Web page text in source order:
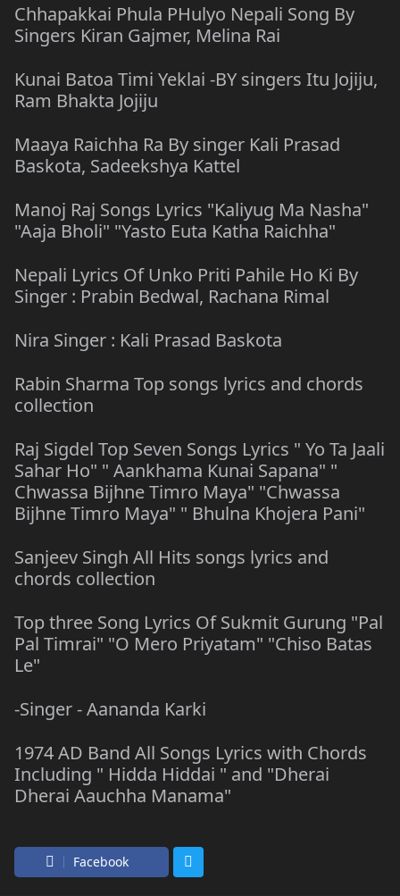
Chhapakkai Phula PHulyo Nepali Song By
Singers Kiran Gajmer, Melina Rai
Kunai Batoa Timi Yeklai -BY singers Itu Jojiju,
Ram Bhakta Jojiju
Maaya Raichha Ra By singer Kali Prasad
Baskota, Sadeekshya Kattel
Manoj Raj Songs Lyrics "Kaliyug Ma Nasha"
"Aaja Bholi" "Yasto Euta Katha Raichha"
Nepali Lyrics Of Unko Priti Pahile Ho Ki By
Singer : Prabin Bedwal, Rachana Rimal
Nira Singer : Kali Prasad Baskota
Rabin Sharma Top songs lyrics and chords
collection
Raj Sigdel Top Seven Songs Lyrics " Yo Ta Jaali
Sahar Ho" " Aankhama Kunai Sapana" "
Chwassa Bijhne Timro Maya" "Chwassa
Bijhne Timro Maya" " Bhulna Khojera Pani"
Sanjeev Singh All Hits songs lyrics and
chords collection
Top three Song Lyrics Of Sukmit Gurung "Pal
Pal Timrai" "O Mero Priyatam" "Chiso Batas
Le"
-Singer - Aananda Karki
1974 AD Band All Songs Lyrics with Chords
Including " Hidda Hiddai " and "Dherai
Dherai Aauchha Manama"
Facebook